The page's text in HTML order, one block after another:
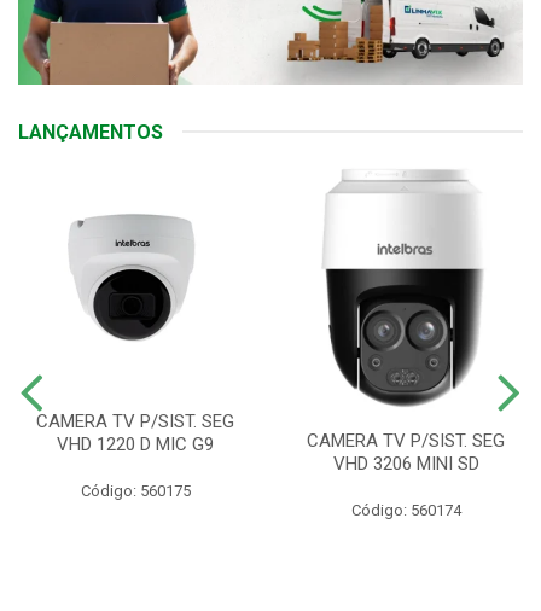
LANÇAMENTOS
CAMERA TV P/SIST. SEG
VHD 1220 D MIC G9
Código: 560175
CAMERA TV P/SIST. SEG
VHD 3206 MINI SD
Código: 560174